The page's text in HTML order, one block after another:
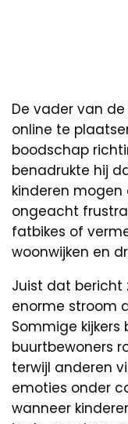
De vader van
online te
boodschap
benadrukte hij
kinderen
ongeacht
fatbikes of
woonwijken en
Juist dat bericht
enorme stroom
Sommige
buurtbewoners
terwijl anderen
emoties onder
wanneer